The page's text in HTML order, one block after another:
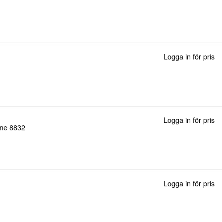
Logga in för pris
8832
Logga in för pris
Logga in för pris